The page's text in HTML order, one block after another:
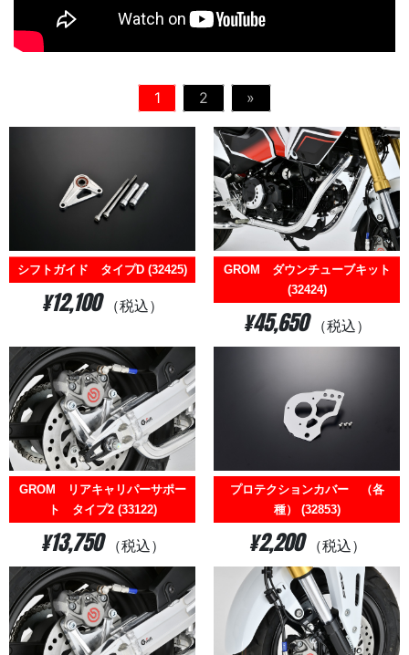
1 2 »
シフトガイド タイプD (32425)
¥12,100 （税込）
GROM ダウンチューブキット
(32424)
¥45,650 （税込）
GROM リアキャリパーサポー
ト タイプ2 (33122)
¥13,750 （税込）
プロテクションカバー （各
種） (32853)
¥2,200 （税込）